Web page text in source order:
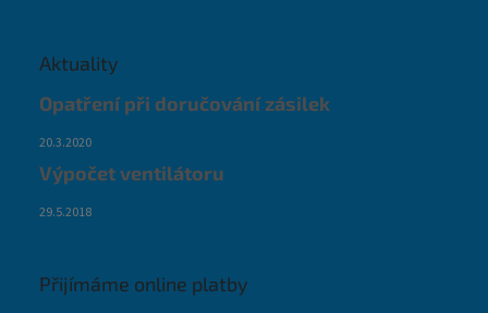
Aktuality
Opatření při doručování zásilek
20.3.2020
Výpočet ventilátoru
29.5.2018
Přijímáme online platby